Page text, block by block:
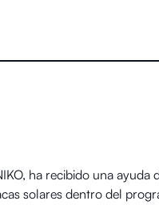
ha recibido una
solares dentro del